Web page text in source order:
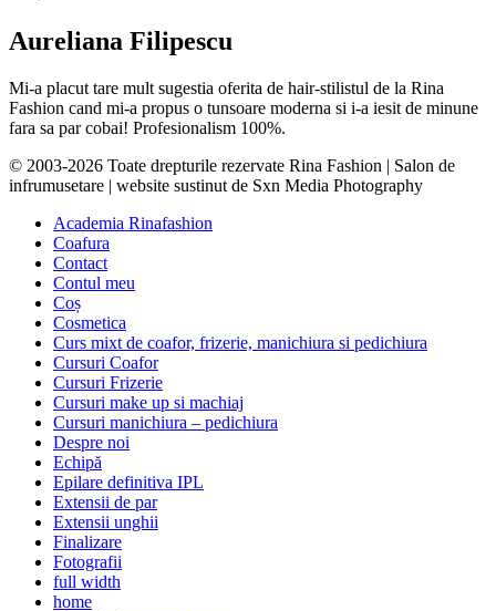
Aureliana Filipescu
Mi-a placut tare mult sugestia oferita de hair-stilistul de la Rina
Fashion cand mi-a propus o tunsoare moderna si i-a iesit de minune
fara sa par cobai! Profesionalism 100%.
© 2003-2026 Toate drepturile rezervate Rina Fashion | Salon de
infrumusetare | website sustinut de Sxn Media Photography
Academia Rinafashion
Coafura
Contact
Contul meu
Coș
Cosmetica
Curs mixt de coafor, frizerie, manichiura si pedichiura
Cursuri Coafor
Cursuri Frizerie
Cursuri make up si machiaj
Cursuri manichiura – pedichiura
Despre noi
Echipă
Epilare definitiva IPL
Extensii de par
Extensii unghii
Finalizare
Fotografii
full width
home